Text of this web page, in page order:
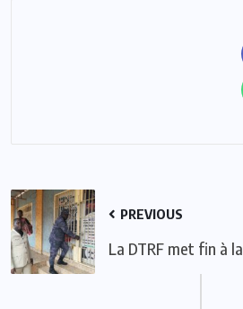
PREVIOUS
La DTRF met fin à